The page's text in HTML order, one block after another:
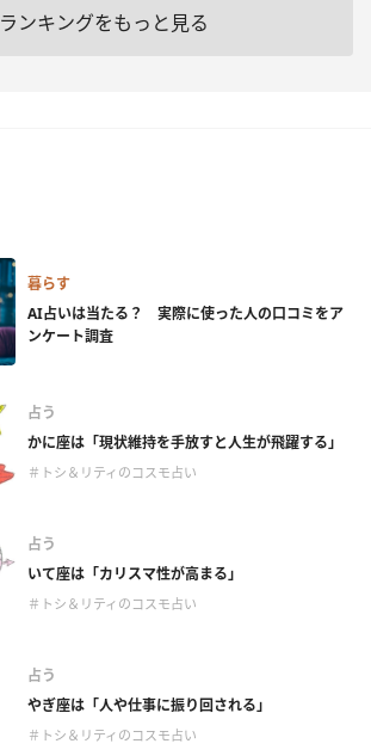
ランキングをもっと見る
暮らす
AI占いは当たる？ 実際に使った人の口コミをア
ンケート調査
占う
かに座は「現状維持を手放すと人生が飛躍する」
＃トシ＆リティのコスモ占い
占う
いて座は「カリスマ性が高まる」
＃トシ＆リティのコスモ占い
占う
やぎ座は「人や仕事に振り回される」
＃トシ＆リティのコスモ占い